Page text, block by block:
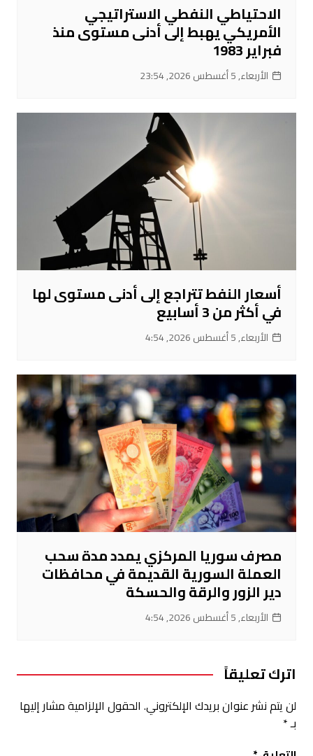
الاحتياطي النفطي الاستراتيجي
الأمريكي يهبط إلى أدنى مستوى منذ
فبراير 1983
الأربعاء, 5 أغسطس 2026, 23:54
أسعار النفط تتراجع إلى أدنى مستوى لها
في أكثر من 3 أسابيع
الأربعاء, 5 أغسطس 2026, 4:54
مصرف سوريا المركزي يمدد مدة سحب
العملة السورية القديمة في محافظات
دير الزور والرقة والحسكة
الأربعاء, 5 أغسطس 2026, 4:54
اترك تعليقاً
لن يتم نشر عنوان بريدك الإلكتروني. الحقول الإلزامية مشار إليها
بـ*